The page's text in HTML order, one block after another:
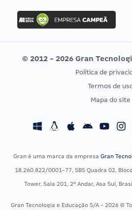
Concurso Ibama
Concurso MPU
Editais publicados
CONCURSOS POR PROFISSÃO
Concursos Fiscais
© 2012 - 2026 Gran
Política de
Termos de
Mapa do site
Gran é uma marca da empresa Gran
18.260.822/0001-77, SBS Quadra 02,
Tower, Sala 201, 2º Andar, Asa Sul,
Gran Tecnologia e Educação S/A - 2026 ©